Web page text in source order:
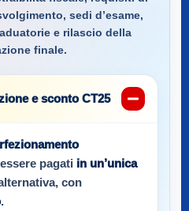
sedi d’esame,
e rilascio della
finale.
e sconto CT25
pagati in un’unica
con
.